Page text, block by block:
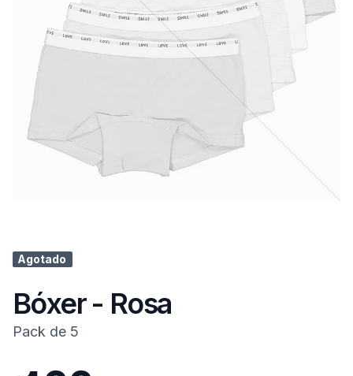
Agotado
Bóxer - Rosa
Pack de 5